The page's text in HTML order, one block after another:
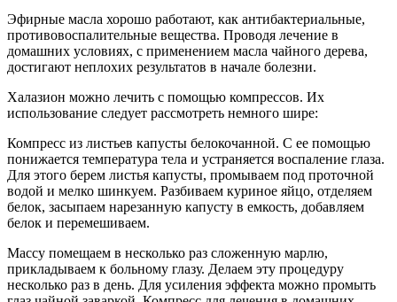
Эфирные масла хорошо работают, как антибактериальные,
противовоспалительные вещества. Проводя лечение в
домашних условиях, с применением масла чайного дерева,
достигают неплохих результатов в начале болезни.
Халазион можно лечить с помощью компрессов. Их
использование следует рассмотреть немного шире:
Компресс из листьев капусты белокочанной. С ее помощью
понижается температура тела и устраняется воспаление глаза.
Для этого берем листья капусты, промываем под проточной
водой и мелко шинкуем. Разбиваем куриное яйцо, отделяем
белок, засыпаем нарезанную капусту в емкость, добавляем
белок и перемешиваем.
Массу помещаем в несколько раз сложенную марлю,
прикладываем к больному глазу. Делаем эту процедуру
несколько раз в день. Для усиления эффекта можно промыть